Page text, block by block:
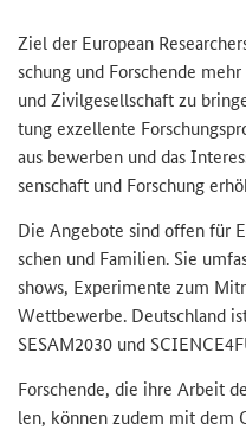
Ziel der European
schung und For­schen­de
und Zi­vil­ge­sell­schaft zu
tung ex­zel­len­te
aus be­wer­ben und das
sen­schaft und For­schung
Die An­ge­bo­te sind offen für
schen und Fa­mi­li­en. Sie
shows, Ex­pe­ri­men­te zum
Wett­be­wer­be. Deutsch­land
SESAM2030 und
For­schen­de, die ihre Ar­beit
len, kön­nen zudem mit dem